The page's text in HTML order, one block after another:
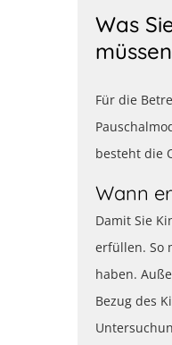
Was
müssen
Für die
besteht die
Wann
Damit Sie
erfüllen. So
haben.
Bezug des